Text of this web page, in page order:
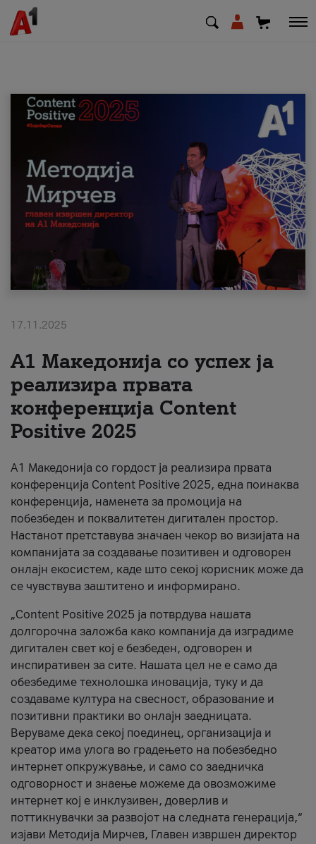
МК EN
Приватни Деловни
Поддршка
Надополни кредит
#ПодобарОнлајн
17.11.2025
А1 Македонија со успех ја
реализира првата
конференција Content
Positive 2025
А1 Македонија со гордост ја реализира првата
конференција Content Positive 2025, една поинаква
конференција, наменета за промоција на
побезбеден и поквалитетен дигитален простор.
Настанот претставува значаен чекор во визијата на
компанијата за создавање позитивен и одговорен
онлајн екосистем, каде што секој корисник може да
се чувствува заштитено и информирано.
„Content Positive 2025 ја потврдува нашата
долгорочна заложба како компанија да изградиме
дигитален свет кој е безбеден, одговорен и
инспиративен за сите. Нашата цел не е само да
обезбедиме технолошка иновација, туку и да
создаваме култура на свесност, образование и
позитивни практики во онлајн заедницата.
Веруваме дека секој поединец, организација и
креатор има улога во градењето на побезбедно
интернет опкружување, и само со заедничка
одговорност и знаење можеме да овозможиме
интернет кој е инклузивен, доверлив и
поттикнувачки за развојот на следната генерација,“
изјави Методија Мирчев, Главен извршен директор